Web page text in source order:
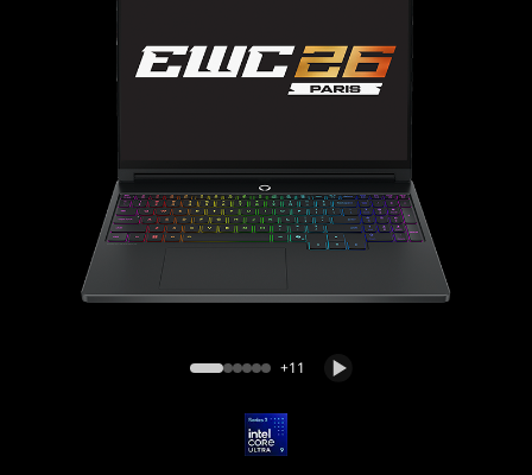
Lenovo Legion 5i Gen 11 (15" Intel)
+11